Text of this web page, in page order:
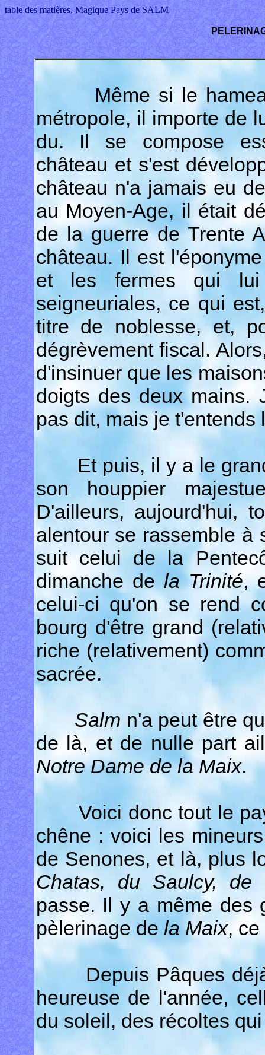
table des matières, Magique Pays de SALM
Même si le
métropole, il importe de
du. Il se compose
château et s'est
château n'a jamais eu
au Moyen-Age, il était
de la guerre de Trente
château. Il est
et les fermes qui lui
seigneuriales, ce qui
titre de noblesse, et,
dégrèvement fiscal.
d'insinuer que les
doigts des deux
pas dit, mais je t'entends
Et puis, il y a le grand
son houppier
D'ailleurs, aujourd'hui,
alentour se rassemble à
suit celui de la
dimanche de la Trinité,
celui-ci qu'on se rend
bourg d'être grand
riche (relativement)
sacrée.
Salm n'a peut être
de là, et de nulle part
Notre Dame de la Maix.
Voici donc tout le
chêne : voici les
de Senones, et là, plus
Chatas, du Saulcy, de
passe. Il y a même des
pèlerinage de la Maix, ce
Depuis Pâques déjà,
heureuse de l'année,
du soleil, des récoltes